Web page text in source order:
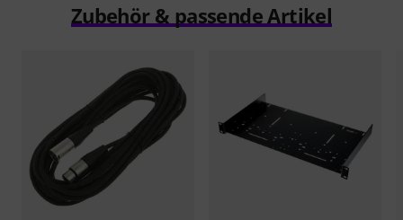
Zubehör & passende Artikel